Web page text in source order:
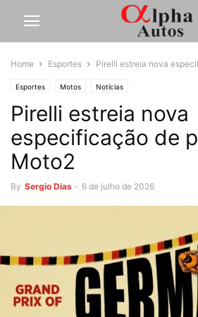
Home Esportes Pirelli estreia nova
Esportes Motos Notícias
Pirelli estreia nova
especificação de
Moto2
By Sergio Dias - 6 de julho de 2026